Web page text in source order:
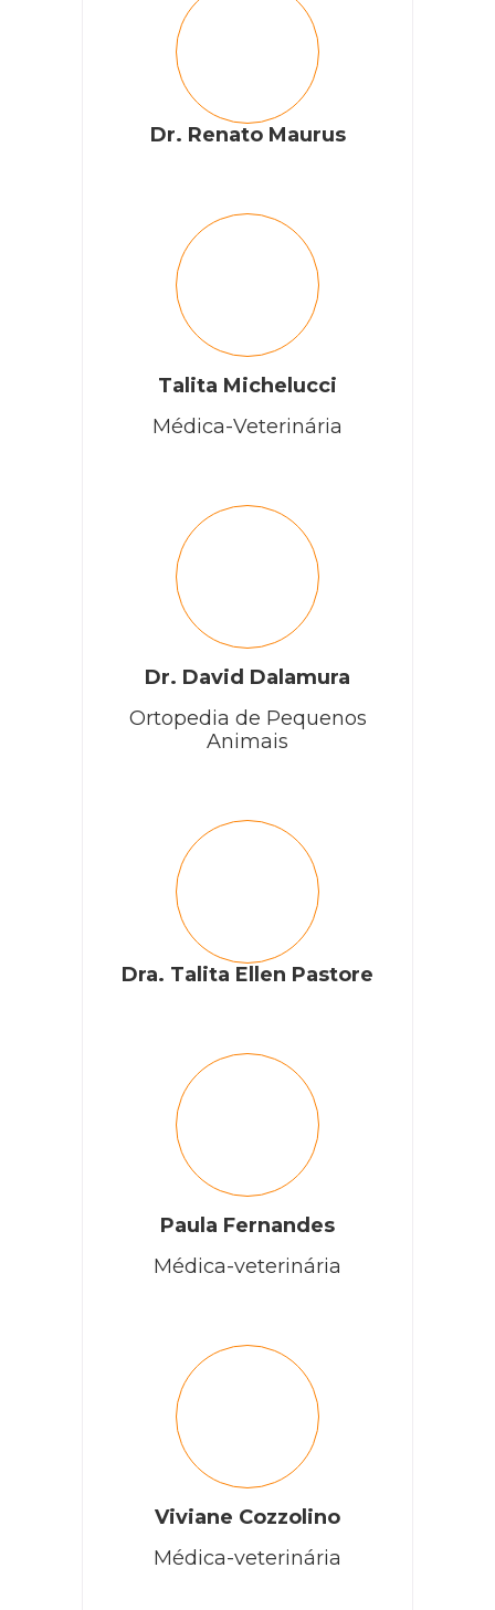
Dr. Renato Maurus
Talita Michelucci
Médica-Veterinária
Dr. David Dalamura
Ortopedia de Pequenos
Animais
Dra. Talita Ellen Pastore
Paula Fernandes
Médica-veterinária
Viviane Cozzolino
Médica-veterinária